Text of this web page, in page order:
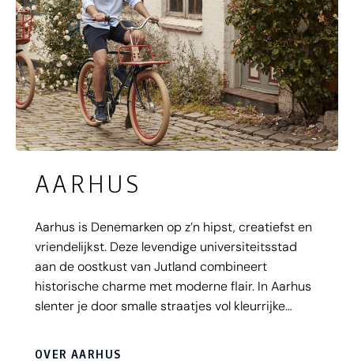
AARHUS
Aarhus is Denemarken op z’n hipst, creatiefst en
vriendelijkst. Deze levendige universiteitsstad
aan de oostkust van Jutland combineert
historische charme met moderne flair. In Aarhus
slenter je door smalle straatjes vol kleurrijke
OVER AARHUS